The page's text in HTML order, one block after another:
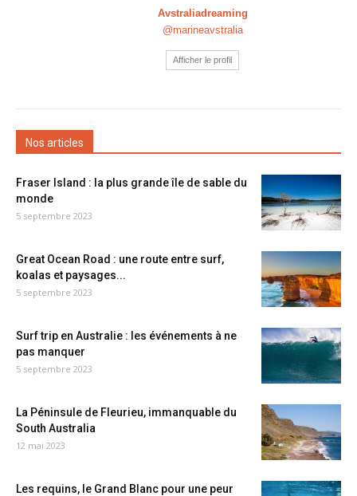
Avstraliadreaming
@marineavstralia
Afficher le profil
Nos articles
Fraser Island : la plus grande île de sable du
monde
5 septembre 2023
Great Ocean Road : une route entre surf,
koalas et paysages...
5 septembre 2023
Surf trip en Australie : les événements à ne
pas manquer
5 septembre 2023
La Péninsule de Fleurieu, immanquable du
South Australia
12 mai 2023
Les requins, le Grand Blanc pour une peur